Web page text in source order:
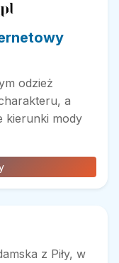
odzież
a
kierunki mody
z Piły, w